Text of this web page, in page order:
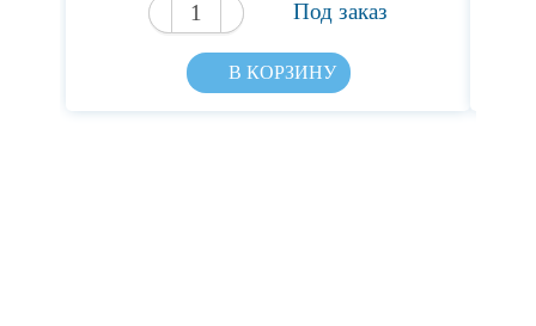
Под заказ
В КОРЗИНУ